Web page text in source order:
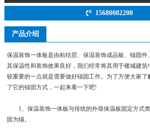
15680082200
产品介绍
保温装饰一体板是由粘结层、保温装饰成品板、锚固
其保温性和装饰效果良好，我们经常将其用于楼城建
较重要的一点就是需要做好锚固工作。为了方便大家了
了它的锚固方式，一起来看一下吧!
1、保温装饰一体板与传统的外墙保温板固定方式
固为辅。